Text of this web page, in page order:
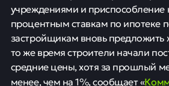
Новости